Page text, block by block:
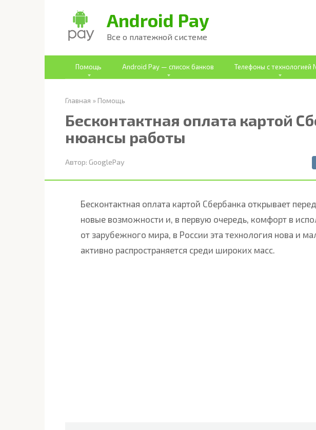
Android Pay
Все о платежной системе
Помощь Android Pay — список банков Телефоны с технологией
Главная » Помощь
Бесконтактная оплата картой
нюансы работы
Автор: GooglePay
Бесконтактная оплата картой Сбербанка открывает
новые возможности и, в первую очередь, комфорт в
от зарубежного мира, в России эта технология нова и
активно распространяется среди широких масс.